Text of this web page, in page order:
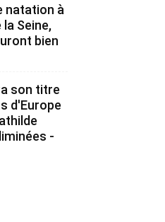
natation à
Seine,
bien
son titre
d'Europe
-